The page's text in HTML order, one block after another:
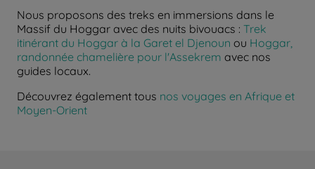
Nous proposons des treks en immersions dans le
Massif du Hoggar avec des nuits bivouacs : Trek
itinérant du Hoggar à la Garet el Djenoun ou Hoggar,
randonnée chamelière pour l'Assekrem avec nos
guides locaux.
Découvrez également tous nos voyages en Afrique et
Moyen-Orient